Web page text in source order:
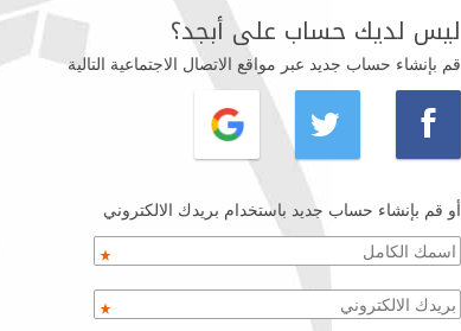
ليس لديك حساب على أبجد؟
قم بإنشاء حساب جديد عبر مواقع الاتصال الاجتماعية التالية
أو قم بإنشاء حساب جديد باستخدام بريدك الالكتروني